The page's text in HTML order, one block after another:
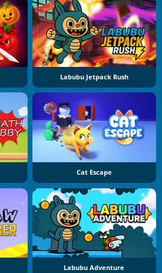
Labubu Jetpack Rush
Cat Escape
Labubu Adventure